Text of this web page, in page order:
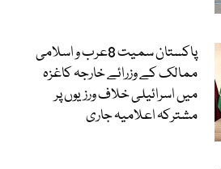
پاکستان سمیت 8عرب و اسلامی
ممالک کے وزرائے خارجہ کاغزہ
میں اسرائیلی خلاف ورزیوں پر
مشترکہ اعلامیہ جاری